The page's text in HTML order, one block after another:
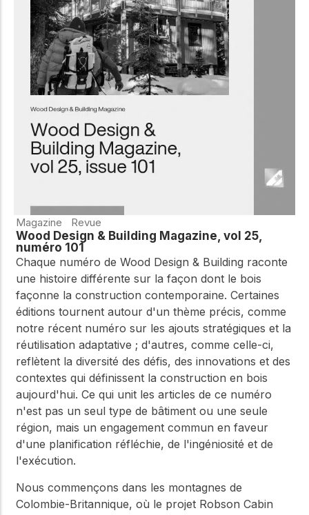
Magazine Revue
Wood Design & Building Magazine, vol 25,
numéro 101
Chaque numéro de Wood Design & Building raconte
une histoire différente sur la façon dont le bois
façonne la construction contemporaine. Certaines
éditions tournent autour d'un thème précis, comme
notre récent numéro sur les ajouts stratégiques et la
réutilisation adaptative ; d'autres, comme celle-ci,
reflètent la diversité des défis, des innovations et des
contextes qui définissent la construction en bois
aujourd'hui. Ce qui unit les articles de ce numéro
n'est pas un seul type de bâtiment ou une seule
région, mais un engagement commun en faveur
d'une planification réfléchie, de l'ingéniosité et de
l'exécution.
Nous commençons dans les montagnes de
Colombie-Britannique, où le projet Robson Cabin